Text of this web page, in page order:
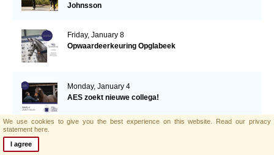
Johnsson
Friday, January 8
Opwaardeerkeuring Opglabeek
Monday, January 4
AES zoekt nieuwe collega!
We use cookies to give you the best experience on this website. Read our privacy
statement here.
I agree